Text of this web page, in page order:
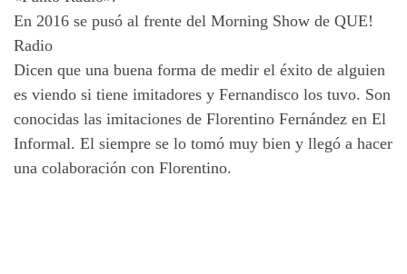
En 2016 se pusó al frente del Morning Show de QUE!
Radio
Dicen que una buena forma de medir el éxito de alguien
es viendo si tiene imitadores y Fernandisco los tuvo. Son
conocidas las imitaciones de Florentino Fernández en El
Informal. El siempre se lo tomó muy bien y llegó a hacer
una colaboración con Florentino.